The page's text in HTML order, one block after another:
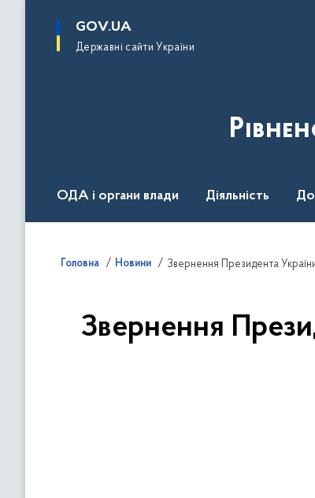
основного
GOV.UA
Державні сайти України
ОДА і органи влади Діяльність
Головна Новини Звернення Президента
Звернення